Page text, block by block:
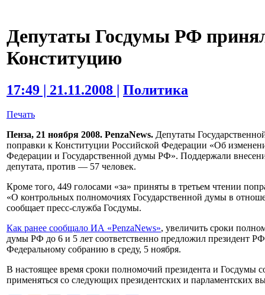
Депутаты Госдумы РФ
Конституцию
17:49 | 21.11.2008 | Политика
Печать
Пенза, 21 ноября 2008. PenzaNews. Депутаты
поправки к Конституции Российской Федерации «Об
Федерации и Государственной думы РФ». Поддержали
депутата, против — 57 человек.
Кроме того, 449 голосами «за» приняты в третьем чтении
«О контрольных полномочиях Государственной думы в
сообщает пресс-служба Госдумы.
Как ранее сообщало ИА «PenzaNews», увеличить сроки
думы РФ до 6 и 5 лет соответственно предложил президент
Федеральному собранию в среду, 5 ноября.
В настоящее время сроки полномочий президента и Госдумы
применяться со следующих президентских и парламентских